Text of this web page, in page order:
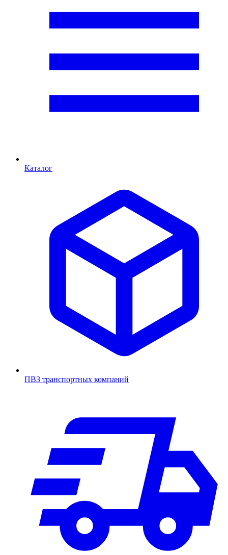
Каталог
ПВЗ транспортных компаний